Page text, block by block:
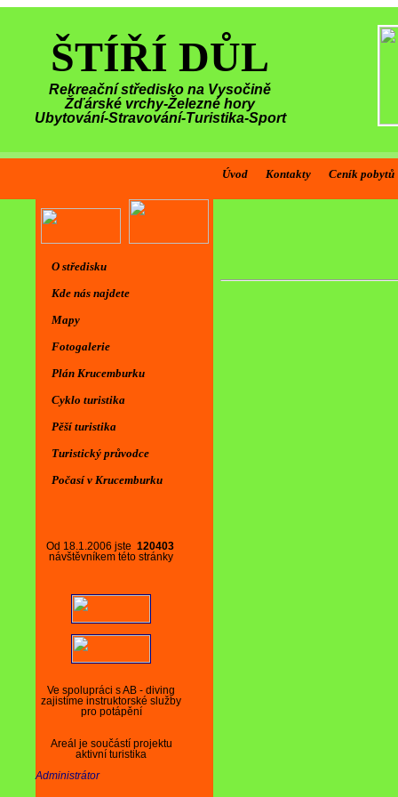
ŠTÍŘÍ DŮL
Rekreační středisko na Vysočině
Žďárské vrchy-Železné hory
Ubytování-Stravování-Turistika-Sport
Úvod Kontakty Ceník pobytů
Od 18.1.2006 jste 120403
návštěvníkem této stránky
Ve spolupráci s AB - diving
zajistíme instruktorské služby
pro potápění
Areál je součástí projektu
aktivní turistika
Administrátor
O středisku
Kde nás najdete
Mapy
Fotogalerie
Plán Krucemburku
Cyklo turistika
Pěší turistika
Turistický průvodce
Počasí v Krucemburku